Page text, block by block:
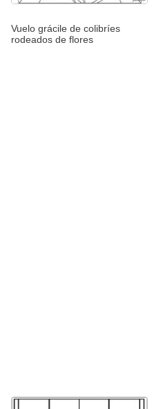
Vuelo grácile de colibríes
rodeados de flores